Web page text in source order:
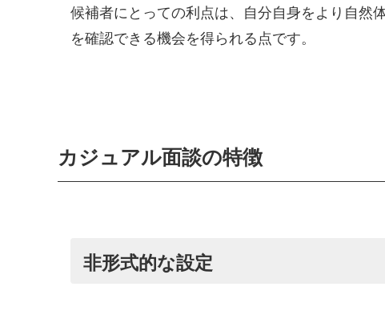
候補者にとっての利点は、自分自身をより自然
を確認できる機会を得られる点です。
カジュアル面談の特徴
非形式的な設定